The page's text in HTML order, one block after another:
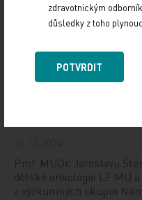
12. 12. 2024
Letošní 18. ročník
a to i díky velmi pestrému
Prof. MUDr. Jaroslavu
dětské onkologie LF MU
z výzkumných skupin
zdravotnickým
důsledky z toho
POTVRDIT